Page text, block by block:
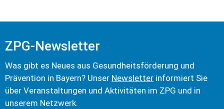
ZPG-Newsletter
Was gibt es Neues aus Gesundheits­förderung und
Prävention in Bayern? Unser Newsletter informiert Sie
über Veranstaltungen und Aktivitäten im ZPG und in
unserem Netzwerk.